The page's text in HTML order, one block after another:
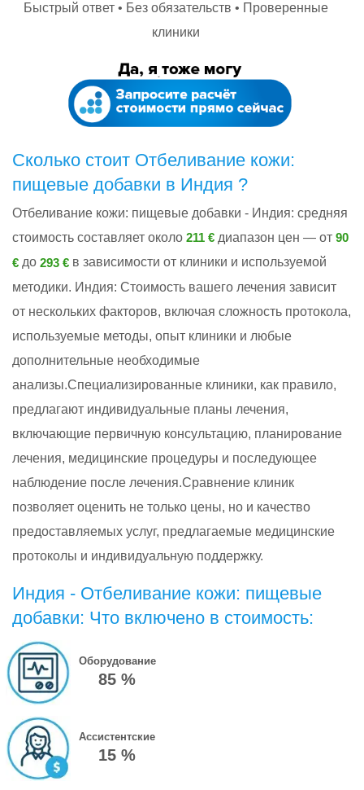
Быстрый ответ • Без обязательств • Проверенные
клиники
Сколько стоит Отбеливание кожи:
пищевые добавки в Индия ?
Отбеливание кожи: пищевые добавки - Индия: cредняя
стоимость составляет около 211 € диапазон цен — от 90
€ до 293 € в зависимости от клиники и используемой
методики. Индия: Стоимость вашего лечения зависит
от нескольких факторов, включая сложность протокола,
используемые методы, опыт клиники и любые
дополнительные необходимые
анализы.Специализированные клиники, как правило,
предлагают индивидуальные планы лечения,
включающие первичную консультацию, планирование
лечения, медицинские процедуры и последующее
наблюдение после лечения.Сравнение клиник
позволяет оценить не только цены, но и качество
предоставляемых услуг, предлагаемые медицинские
протоколы и индивидуальную поддержку.
Индия - Отбеливание кожи: пищевые
добавки: Что включено в стоимость:
Оборудование
85 %
Ассистентские
15 %